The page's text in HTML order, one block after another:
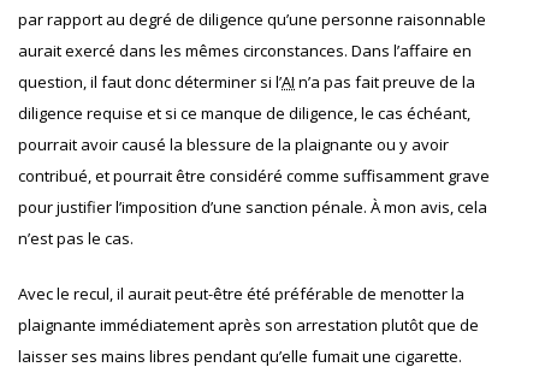
par rapport au degré de diligence qu’une personne raisonnable
aurait exercé dans les mêmes circonstances. Dans l’affaire en
question, il faut donc déterminer si l’AI n’a pas fait preuve de la
diligence requise et si ce manque de diligence, le cas échéant,
pourrait avoir causé la blessure de la plaignante ou y avoir
contribué, et pourrait être considéré comme suffisamment grave
pour justifier l’imposition d’une sanction pénale. À mon avis, cela
n’est pas le cas.
Avec le recul, il aurait peut-être été préférable de menotter la
plaignante immédiatement après son arrestation plutôt que de
laisser ses mains libres pendant qu’elle fumait une cigarette.